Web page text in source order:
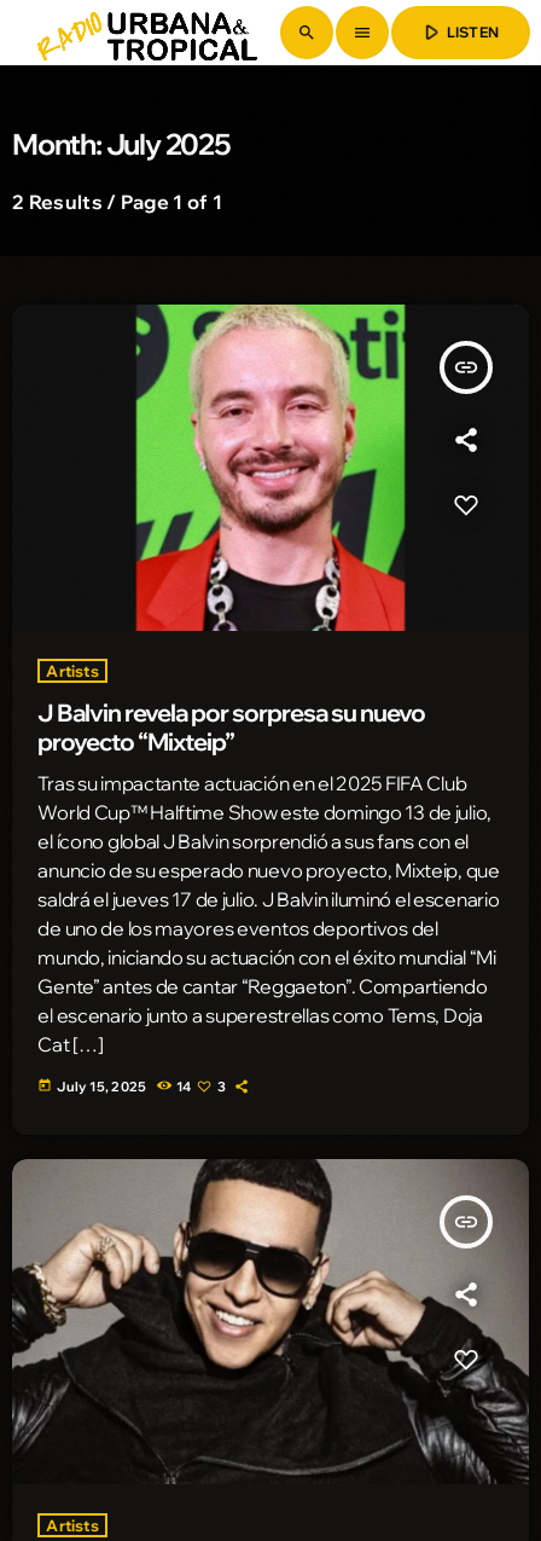
search menu play_arrow LISTEN
Month: July 2025
2 Results / Page 1 of 1
insert_link
Artists
J Balvin revela por sorpresa su nuevo
proyecto “Mixteip”
Tras su impactante actuación en el 2025 FIFA Club
World Cup™ Halftime Show este domingo 13 de julio,
el ícono global J Balvin sorprendió a sus fans con el
anuncio de su esperado nuevo proyecto, Mixteip, que
saldrá el jueves 17 de julio. J Balvin iluminó el escenario
de uno de los mayores eventos deportivos del
mundo, iniciando su actuación con el éxito mundial “Mi
Gente” antes de cantar “Reggaeton”. Compartiendo
el escenario junto a superestrellas como Tems, Doja
Cat […]
today July 15, 2025 14 3
insert_link
Artists